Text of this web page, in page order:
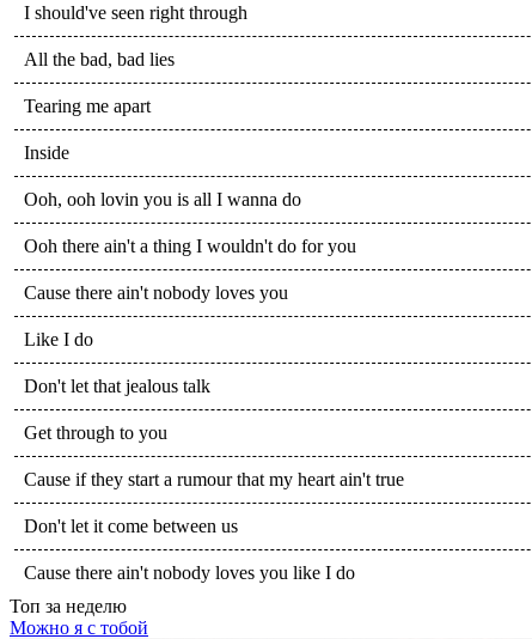
I should've seen right through
All the bad, bad lies
Tearing me apart
Inside
Ooh, ooh lovin you is all I wanna do
Ooh there ain't a thing I wouldn't do for you
Cause there ain't nobody loves you
Like I do
Don't let that jealous talk
Get through to you
Cause if they start a rumour that my heart ain't true
Don't let it come between us
Cause there ain't nobody loves you like I do
Топ за неделю
Можно я с тобой